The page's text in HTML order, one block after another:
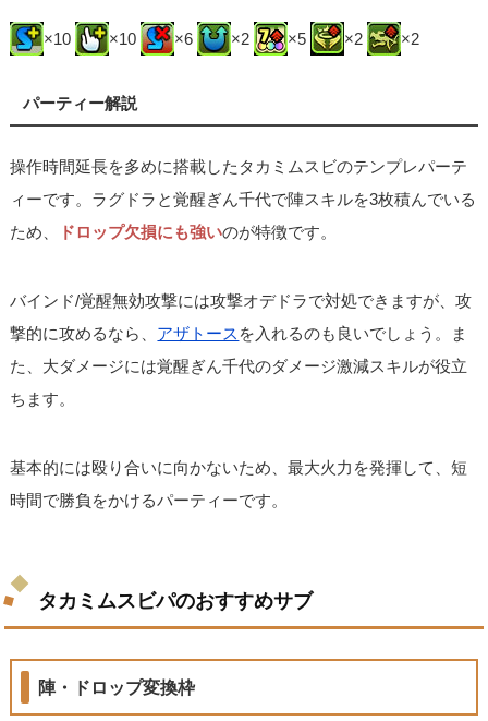
×10 ×10 ×6 ×2 ×5 ×2 ×2
パーティー解説
操作時間延長を多めに搭載したタカミムスビのテンプレパーテ
ィーです。ラグドラと覚醒ぎん千代で陣スキルを3枚積んでいる
ため、
ドロップ欠損にも強いのが特徴です。
バインド/覚醒無効攻撃には攻撃オデドラで対処できますが、攻
撃的に攻めるなら、 アザトース を入れるのも良いでしょう。ま
た、大ダメージには覚醒ぎん千代のダメージ激減スキルが役立
ちます。
基本的には殴り合いに向かないため、最大火力を発揮して、短
時間で勝負をかけるパーティーです。
タカミムスビパのおすすめサブ
陣・ドロップ変換枠